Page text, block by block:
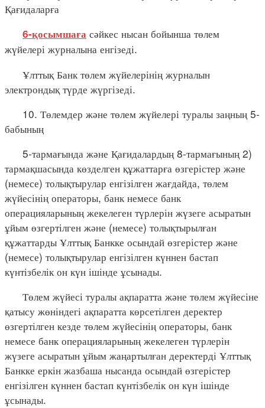
Қағидаларға
6-қосымшаға сәйкес нысан бойынша төлем
жүйелері журналына енгізеді.
Ұлттық Банк төлем жүйелерінің журналын
электрондық түрде жүргізеді.
10. Төлемдер және төлем жүйелері туралы заңның 5-
бабының
5-тармағында және Қағидалардың 8-тармағының 2)
тармақшасында көзделген құжаттарға өзгерістер және
(немесе) толықтырулар енгізілген жағдайда, төлем
жүйесінің операторы, банк немесе банк
операцияларының жекелеген түрлерін жүзеге асыратын
ұйым өзгертілген және (немесе) толықтырылған
құжаттарды Ұлттық Банкке осындай өзгерістер және
(немесе) толықтырулар енгізілген күннен бастап
күнтізбелік он күн ішінде ұсынады.
Төлем жүйесі туралы ақпаратта және төлем жүйесіне
қатысу жөніндегі ақпаратта көрсетілген деректер
өзгертілген кезде төлем жүйесінің операторы, банк
немесе банк операцияларының жекелеген түрлерін
жүзеге асыратын ұйым жаңартылған деректерді Ұлттық
Банкке еркін жазбаша нысанда осындай өзгерістер
енгізілген күннен бастап күнтізбелік он күн ішінде
ұсынады.